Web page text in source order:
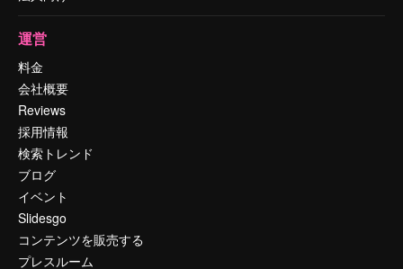
運営
料金
会社概要
Reviews
採用情報
検索トレンド
ブログ
イベント
Slidesgo
コンテンツを販売する
プレスルーム